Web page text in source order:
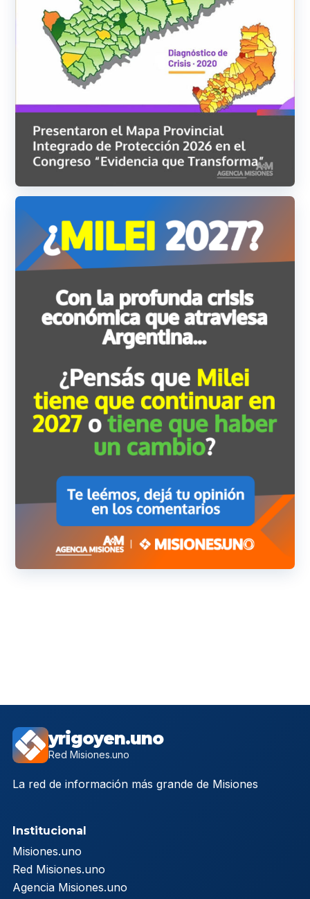
yrigoyen.uno
Red Misiones.uno
La red de información más grande de Misiones
Institucional
Misiones.uno
Red Misiones.uno
Agencia Misiones.uno